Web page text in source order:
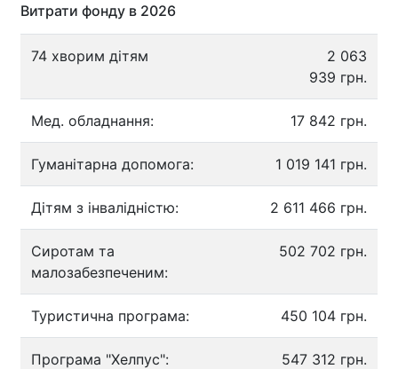
Витрати фонду в 2026
74 хворим дітям
2 063
939 грн.
Мед. обладнання: 17 842 грн.
Гуманітарна допомога: 1 019 141 грн.
Дітям з інвалідністю: 2 611 466 грн.
Сиротам та
малозабезпеченим:
502 702 грн.
Туристична програма: 450 104 грн.
Програма "Хелпус": 547 312 грн.